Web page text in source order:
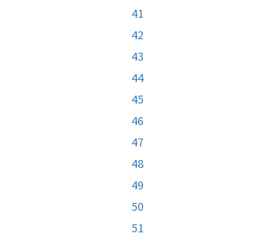
41
42
43
44
45
46
47
48
49
50
51